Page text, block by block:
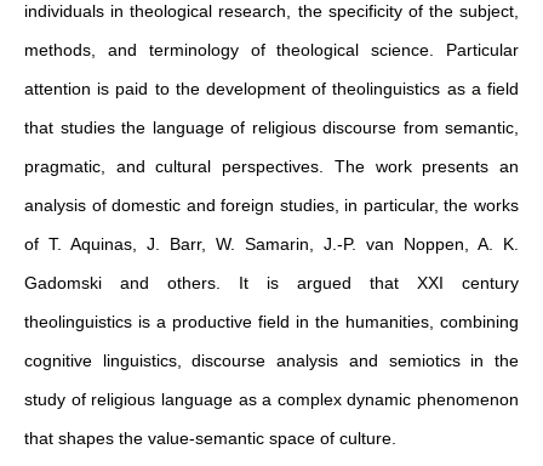
individuals in theological research, the specificity of the subject,
methods, and terminology of theological science. Particular
attention is paid to the development of theolinguistics as a field
that studies the language of religious discourse from semantic,
pragmatic, and cultural perspectives. The work presents an
analysis of domestic and foreign studies, in particular, the works
of T. Aquinas, J. Barr, W. Samarin, J.-P. van Noppen, A. K.
Gadomski and others. It is argued that XXI century
theolinguistics is a productive field in the humanities, combining
cognitive linguistics, discourse analysis and semiotics in the
study of religious language as a complex dynamic phenomenon
that shapes the value-semantic space of culture.